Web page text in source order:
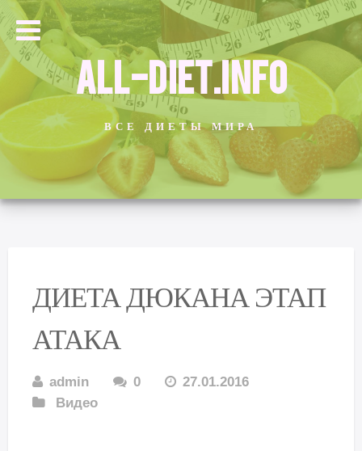
ALL-DIET.INFO
ВСЕ ДИЕТЫ МИРА
ДИЕТА ДЮКАНА ЭТАП
АТАКА
admin 0
27.01.2016
Видео